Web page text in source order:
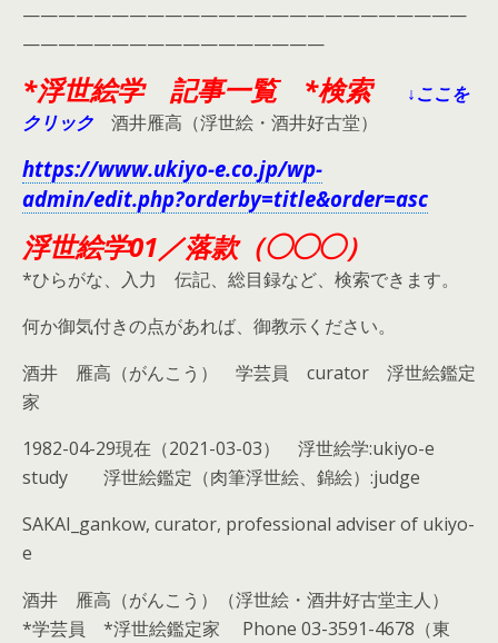
—————————————————————————
—————————————————
*浮世絵学 記事一覧 *検索
↓ここを
クリック 酒井雁高（浮世絵・酒井好古堂）
https://www.ukiyo-e.co.jp/wp-
admin/edit.php?orderby=title&order=asc
浮世絵学01／落款（◯◯◯）
*ひらがな、入力 伝記、総目録など、検索できます。
何か御気付きの点があれば、御教示ください。
酒井 雁高（がんこう） 学芸員 curator 浮世絵鑑定
家
1982-04-29現在（2021-03-03） 浮世絵学:ukiyo-e
study 浮世絵鑑定（肉筆浮世絵、錦絵）:judge
SAKAI_gankow, curator, professional adviser of ukiyo-
e
酒井 雁高（がんこう）（浮世絵・酒井好古堂主人）
*学芸員 *浮世絵鑑定家 Phone 03-3591-4678（東